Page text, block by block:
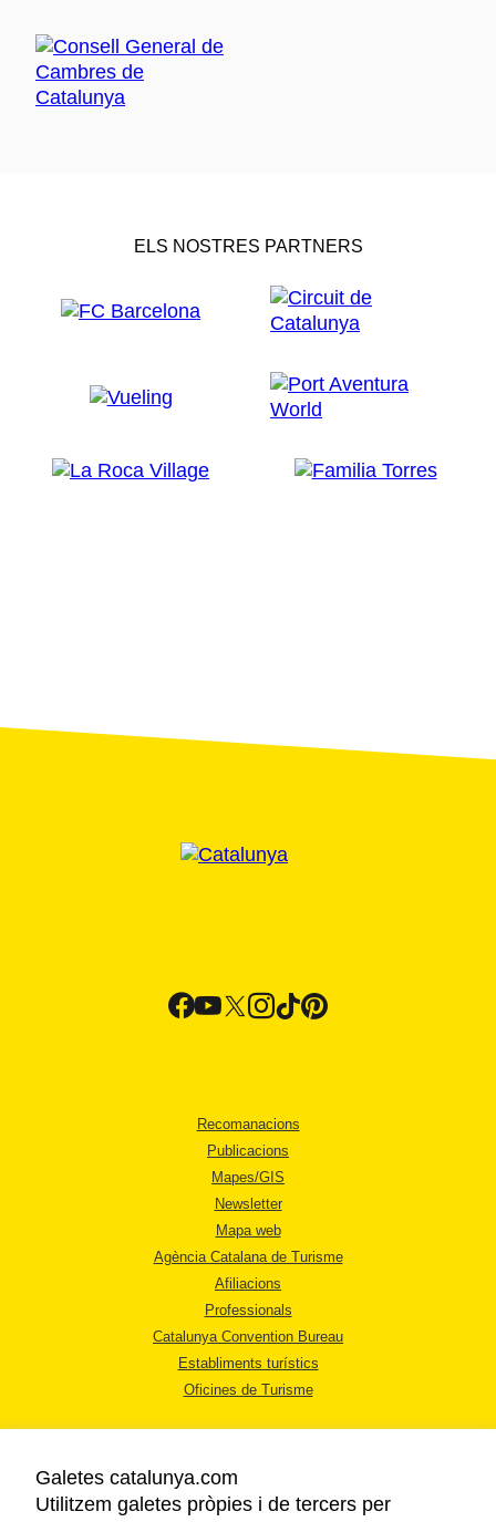
ELS NOSTRES PARTNERS
Recomanacions
Publicacions
Mapes/GIS
Newsletter
Mapa web
Agència Catalana de Turisme
Afiliacions
Professionals
Catalunya Convention Bureau
Establiments turístics
Oficines de Turisme
Galetes catalunya.com
Utilitzem galetes pròpies i de tercers per